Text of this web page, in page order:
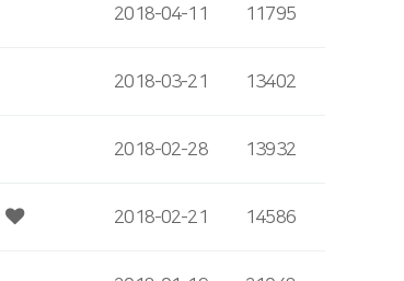
2018-04-11 11795
2018-03-21 13402
2018-02-28 13932
2018-02-21 14586